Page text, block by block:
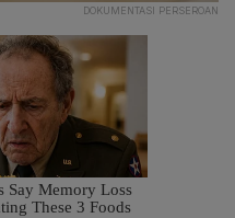
DOKUMENTASI PERSEROAN